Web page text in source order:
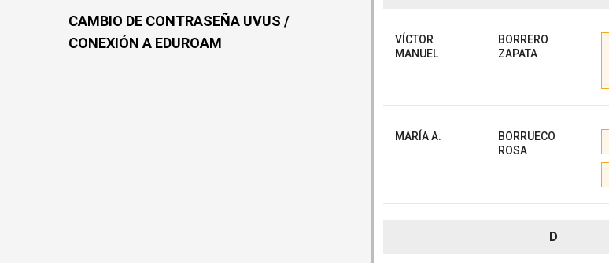
CAMBIO DE CONTRASEÑA UVUS /
CONEXIÓN A EDUROAM
VÍCTOR
MANUEL
BORRERO
ZAPATA
MARÍA A.
BORRUECO
ROSA
D